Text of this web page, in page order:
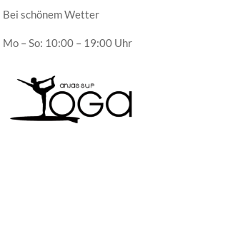
Bei schönem Wetter
Mo – So: 10:00 – 19:00 Uhr